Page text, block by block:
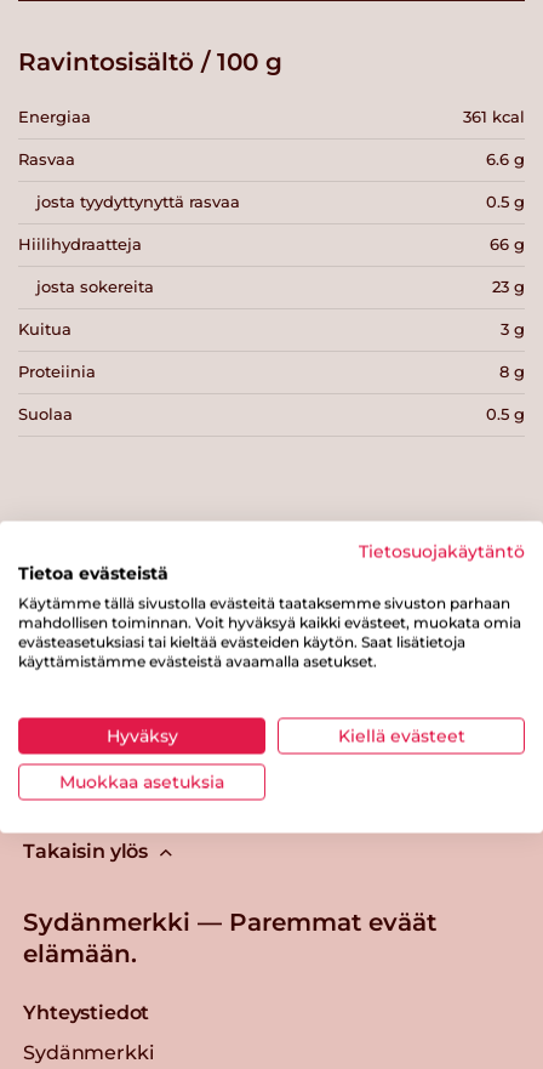
Ravintosisältö / 100 g
Energiaa 361 kcal
Rasvaa 6.6 g
josta tyydyttynyttä rasvaa 0.5 g
Hiilihydraatteja 66 g
josta sokereita 23 g
Kuitua 3 g
Proteiinia 8 g
Suolaa 0.5 g
Tästä merkistä tunnistat
Sydänmerkki-tuotteen
Takaisin ylös
Sydänmerkki — Paremmat eväät
elämään.
Yhteystiedot
Sydänmerkki
Tietosuojakäytäntö
Tietoa evästeistä
Käytämme tällä sivustolla evästeitä taataksemme sivuston parhaan
mahdollisen toiminnan. Voit hyväksyä kaikki evästeet, muokata omia
evästeasetuksiasi tai kieltää evästeiden käytön. Saat lisätietoja
käyttämistämme evästeistä avaamalla asetukset.
Hyväksy Kiellä evästeet
Muokkaa asetuksia